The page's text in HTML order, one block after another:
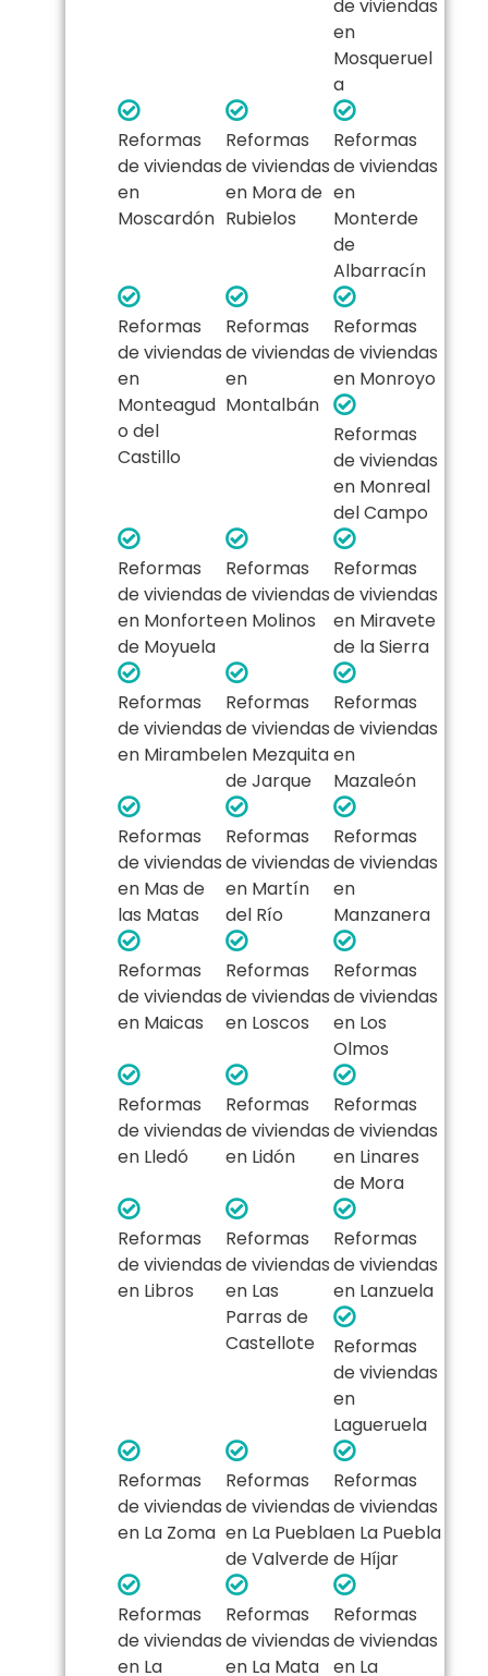
de viviendas
en
Mosqueruel
a
Reformas
de viviendas
en
Moscardón
Reformas
de viviendas
en Mora de
Rubielos
Reformas
de viviendas
en
Monterde
de
Albarracín
Reformas
de viviendas
en
Monteagud
o del
Castillo
Reformas
de viviendas
en
Montalbán
Reformas
de viviendas
en Monroyo
Reformas
de viviendas
en Monreal
del Campo
Reformas
de viviendas
en Monforte
de Moyuela
Reformas
de viviendas
en Molinos
Reformas
de viviendas
en Miravete
de la Sierra
Reformas
de viviendas
en Mirambel
Reformas
de viviendas
en Mezquita
de Jarque
Reformas
de viviendas
en
Mazaleón
Reformas
de viviendas
en Mas de
las Matas
Reformas
de viviendas
en Martín
del Río
Reformas
de viviendas
en
Manzanera
Reformas
de viviendas
en Maicas
Reformas
de viviendas
en Loscos
Reformas
de viviendas
en Los
Olmos
Reformas
de viviendas
en Lledó
Reformas
de viviendas
en Lidón
Reformas
de viviendas
en Linares
de Mora
Reformas
de viviendas
en Libros
Reformas
de viviendas
en Las
Parras de
Castellote
Reformas
de viviendas
en Lanzuela
Reformas
de viviendas
en
Lagueruela
Reformas
de viviendas
en La Zoma
Reformas
de viviendas
en La Puebla
de Valverde
Reformas
de viviendas
en La Puebla
de Híjar
Reformas
de viviendas
en La
Reformas
de viviendas
en La Mata
Reformas
de viviendas
en La